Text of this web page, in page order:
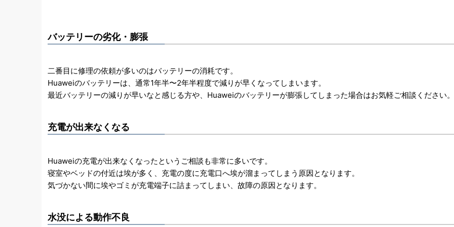
バッテリーの劣化・膨張
二番目に修理の依頼が多いのはバッテリーの消耗です。
Huaweiのバッテリーは、通常1年半〜2年半程度で減りが早くなってしまいます。
最近バッテリーの減りが早いなと感じる方や、Huaweiのバッテリーが膨張してしまった場合はお気軽ご相談ください。
充電が出来なくなる
Huaweiの充電が出来なくなったというご相談も非常に多いです。
寝室やベッドの付近は埃が多く、充電の度に充電口へ埃が溜まってしまう原因となります。
気づかない間に埃やゴミが充電端子に詰まってしまい、故障の原因となります。
水没による動作不良